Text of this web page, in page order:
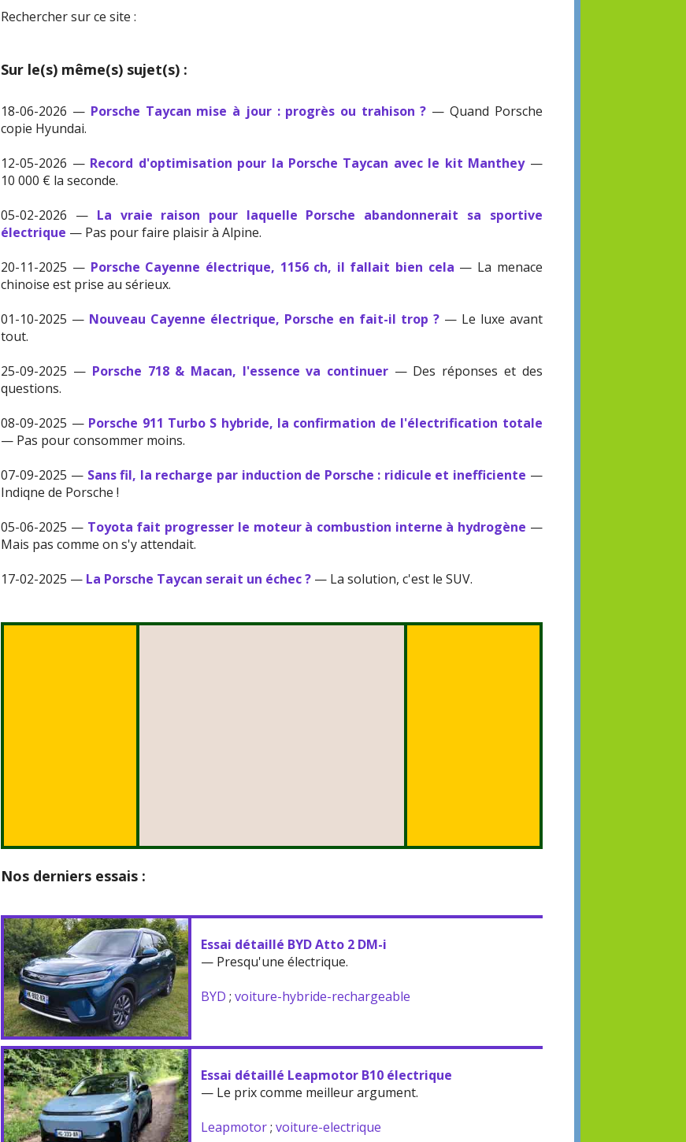
Rechercher sur ce site :
Sur le(s) même(s) sujet(s) :
18-06-2026 — Porsche Taycan mise à jour : progrès ou trahison ? — Quand Porsche
copie Hyundai.
12-05-2026 — Record d'optimisation pour la Porsche Taycan avec le kit Manthey—
10 000 € la seconde.
05-02-2026 — La vraie raison pour laquelle Porsche abandonnerait sa sportive
électrique — Pas pour faire plaisir à Alpine.
20-11-2025 — Porsche Cayenne électrique, 1156 ch, il fallait bien cela — La menace
chinoise est prise au sérieux.
01-10-2025 — Nouveau Cayenne électrique, Porsche en fait-il trop ?— Le luxe avant
tout.
25-09-2025 — Porsche 718 & Macan, l'essence va continuer — Des réponses et des
questions.
08-09-2025 — Porsche 911 Turbo S hybride, la confirmation de l'électrification totale
— Pas pour consommer moins.
07-09-2025 — Sans fil, la recharge par induction de Porsche : ridicule et inefficiente —
Indiqne de Porsche !
05-06-2025 — Toyota fait progresser le moteur à combustion interne à hydrogène —
Mais pas comme on s'y attendait.
17-02-2025 — La Porsche Taycan serait un échec ? — La solution, c'est le SUV.
Nos derniers essais :
Essai détaillé BYD Atto 2 DM-i
— Presqu'une électrique.
BYD ;voiture-hybride-rechargeable
Essai détaillé Leapmotor B10 électrique
— Le prix comme meilleur argument.
Leapmotor;voiture-electrique